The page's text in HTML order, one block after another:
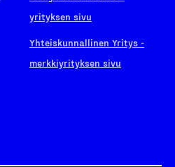
yrityksen sivu
Yhteiskunnallinen Yritys -
merkkiyrityksen sivu